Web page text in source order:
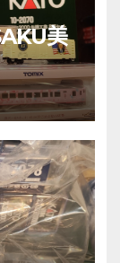
美